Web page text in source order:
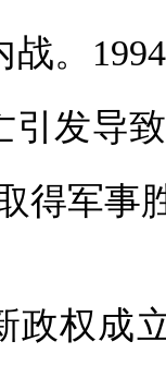
。
引发导
得军事
政权